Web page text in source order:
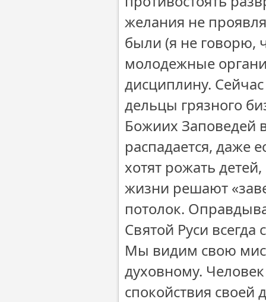
желания не
были (я не говорю,
молодежные
дисциплину.
дельцы грязного
Божиих Заповедей
распадается, даже
хотят рожать
жизни решают
потолок.
Святой Руси всегда
Мы видим свою
духовному.
спокойствия своей